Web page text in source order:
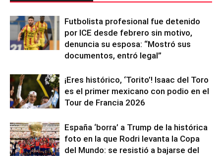
Futbolista profesional fue detenido
por ICE desde febrero sin motivo,
denuncia su esposa: “Mostró sus
documentos, entró legal”
¡Eres histórico, ‘Torito’! Isaac del Toro
es el primer mexicano con podio en el
Tour de Francia 2026
España ‘borra’ a Trump de la histórica
foto en la que Rodri levanta la Copa
del Mundo: se resistió a bajarse del